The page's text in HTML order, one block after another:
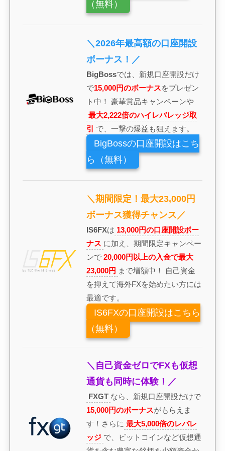
（無料）
＼2026年最高額の口座開設
ボーナス！／
BigBossでは、新規口座開設だけ
で15,000円のボーナスをプレゼン
ト中！ 豪華賞品キャンペーンや
最大2,222倍のハイレバレッジ取
引
で、一撃の爆益も狙えます。
BigBossの口座開設はこち
ら（無料）
＼期間限定！最大23,000円
ボーナス獲得チャンス／
IS6FXは 13,000円の口座開設ボー
ナス に加え、期間限定キャンペー
ンで 20,000円以上の入金で最大
23,000円 まで増額中！ 自己資金
を抑えて海外FXを始めたい方には
最適です。
IS6FXの口座開設はこちら
（無料）
＼自己資金ゼロでFXも仮想
通貨も同時に体験！／
FXGT なら、新規口座開設だけで
15,000円のボーナスがもらえま
す！さらに 最大5,000倍のレバレ
ッジ で、ビットコインなど仮想通